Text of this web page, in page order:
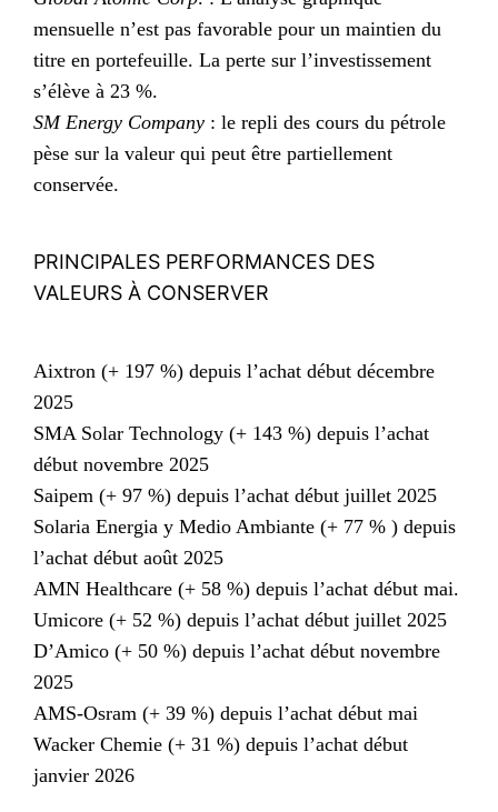
mensuelle n’est pas favorable pour un maintien du
titre en portefeuille. La perte sur l’investissement
s’élève à 23 %.
SM Energy Company : le repli des cours du pétrole
pèse sur la valeur qui peut être partiellement
conservée.
PRINCIPALES PERFORMANCES DES
VALEURS À CONSERVER
Aixtron (+ 197 %) depuis l’achat début décembre
2025
SMA Solar Technology (+ 143 %) depuis l’achat
début novembre 2025
Saipem (+ 97 %) depuis l’achat début juillet 2025
Solaria Energia y Medio Ambiante (+ 77 % ) depuis
l’achat début août 2025
AMN Healthcare (+ 58 %) depuis l’achat début mai.
Umicore (+ 52 %) depuis l’achat début juillet 2025
D’Amico (+ 50 %) depuis l’achat début novembre
2025
AMS-Osram (+ 39 %) depuis l’achat début mai
Wacker Chemie (+ 31 %) depuis l’achat début
janvier 2026